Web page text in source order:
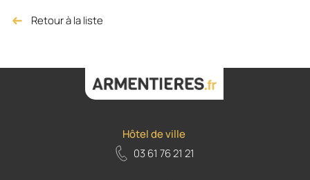
Retour à la liste
Retour à la liste
Hôtel de ville
03 61 76 21 21